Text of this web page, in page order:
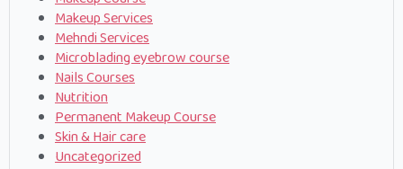
Makeup Services
Mehndi Services
Microblading eyebrow course
Nails Courses
Nutrition
Permanent Makeup Course
Skin & Hair care
Uncategorized